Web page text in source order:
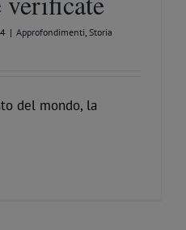
| Approfondimenti, Storia
del mondo, la